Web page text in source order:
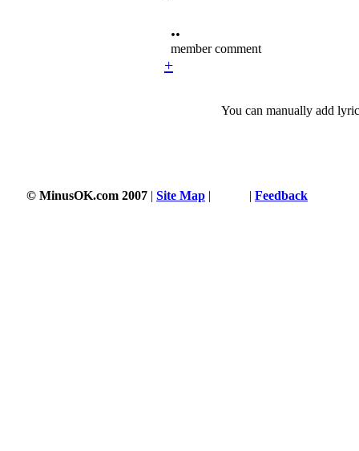
••
member comment
+
You can manually add
© MinusOK.com 2007 | Site Map | | Feedback